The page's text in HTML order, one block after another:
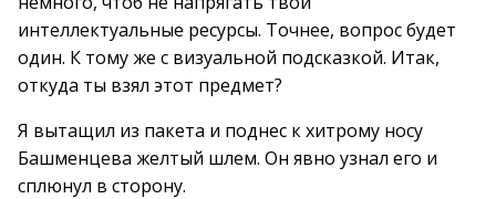
интеллектуальные ресурсы. Точнее, вопрос будет
один. К тому же с визуальной подсказкой. Итак,
откуда ты взял этот предмет?
Я вытащил из пакета и поднес к хитрому носу
Башменцева желтый шлем. Он явно узнал его и
сплюнул в сторону.